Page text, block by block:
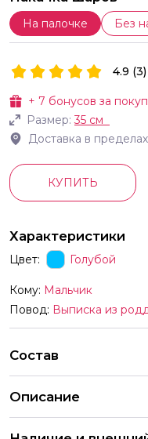
На палочке Без
+ 7 бонусов за
Размер:35 см
Доставка в пределах
4.9 (3)
КУПИТЬ
Характеристики
Цвет: Голубой
Кому: Мальчик
Повод: Выписка из
Состав
Описание